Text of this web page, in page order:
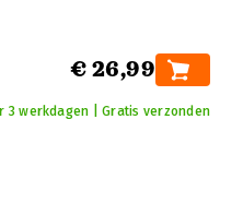
€ 26,99
3 werkdagen | Gratis verzonden